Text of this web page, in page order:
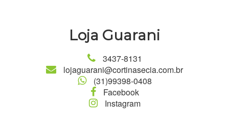
Loja Guarani
3437-8131
lojaguarani@cortinasecia.com.br
(31)99398-0408
Facebook
Instagram